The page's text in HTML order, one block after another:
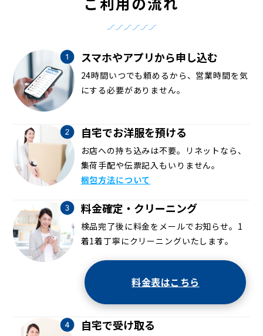
スマホやアプリから申し込む
24時間いつでも頼めるから、営業時間を気
にする必要がありません。
自宅でお洋服を預ける
お店への持ち込みは不要。リネットなら、
集荷手配や伝票記入もいりません。
梱包方法について
料金確定・クリーニング
検品完了後に料金をメールでお知らせ。1
着1着丁寧にクリーニングいたします。
料金表はこちら
自宅で受け取る